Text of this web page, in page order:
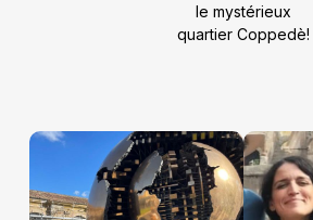
le mystérieux
quartier Coppedè!